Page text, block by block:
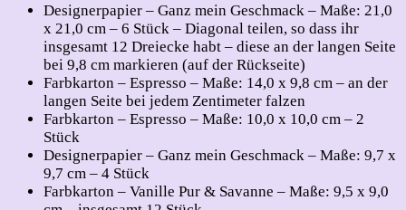
Designerpapier – Ganz mein Geschmack – Maße: 21,0
x 21,0 cm – 6 Stück – Diagonal teilen, so dass ihr
insgesamt 12 Dreiecke habt – diese an der langen Seite
bei 9,8 cm markieren (auf der Rückseite)
Farbkarton – Espresso – Maße: 14,0 x 9,8 cm – an der
langen Seite bei jedem Zentimeter falzen
Farbkarton – Espresso – Maße: 10,0 x 10,0 cm – 2
Stück
Designerpapier – Ganz mein Geschmack – Maße: 9,7 x
9,7 cm – 4 Stück
Farbkarton – Vanille Pur & Savanne – Maße: 9,5 x 9,0